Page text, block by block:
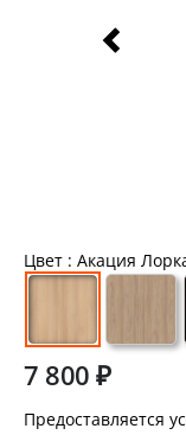
Цвет : Акация
7 800 ₽
Предоставляется